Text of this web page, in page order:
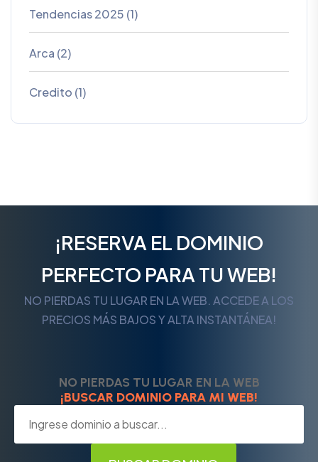
Tendencias 2025 (1)
Arca (2)
Credito (1)
¡RESERVA EL DOMINIO
PERFECTO PARA TU WEB!
NO PIERDAS TU LUGAR EN LA WEB. ACCEDE A LOS
PRECIOS MÁS BAJOS Y ALTA INSTANTÁNEA!
NO PIERDAS TU LUGAR EN LA WEB
¡BUSCAR DOMINIO PARA MI WEB!